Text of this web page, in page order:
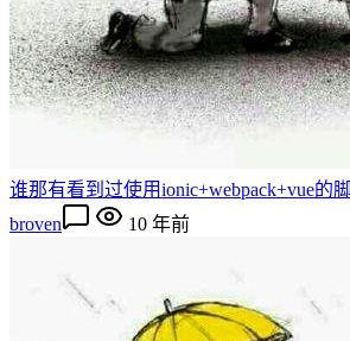
谁那有看到过使用ionic+webpack+vue的
broven
10 年前